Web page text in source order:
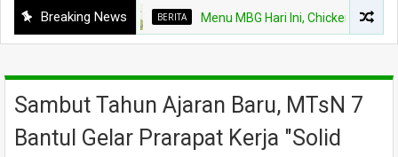
Breaking NewsBERITA Menu MBG Hari Ini, Chicken Steak dan
Sambut Tahun Ajaran Baru, MTsN 7
Bantul Gelar Prarapat Kerja "Solid